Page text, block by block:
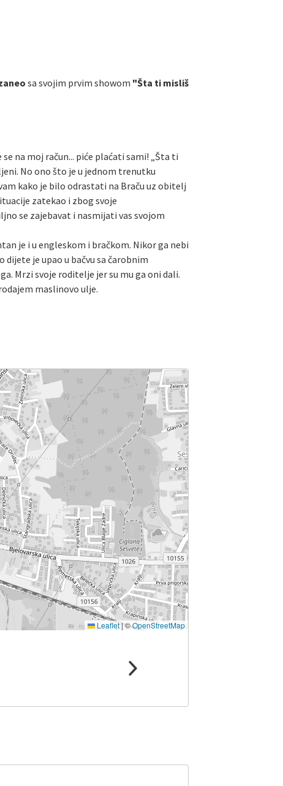
sa svojim prvim showom "Šta ti misliš
na moj račun... piće plaćati sami! „Šta ti
No ono što je u jednom trenutku
kako je bilo odrastati na Braču uz obitelj
zatekao i zbog svoje
se zajebavat i nasmijati vas svojom
je i u engleskom i bračkom. Nikor ga nebi
je upao u bačvu sa čarobnim
Mrzi svoje roditelje jer su mu ga oni dali.
maslinovo ulje.
Leaflet |©OpenStreetMap